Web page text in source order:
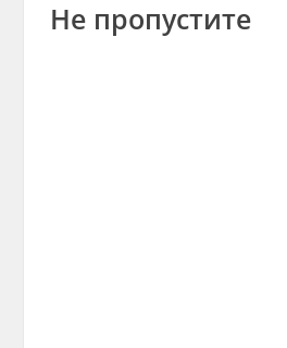
Не пропустите